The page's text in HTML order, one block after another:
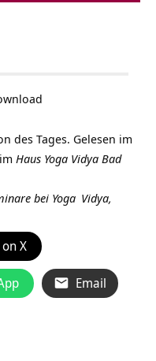
des Tages. Gelesen im
im Haus Yoga Vidya Bad
bei Yoga Vidya,
X
Email